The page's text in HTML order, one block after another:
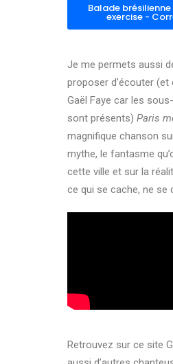
Balade
exercise -
Je me permets aussi
proposer d’écouter (et
Gaël Faye car les
sont présents) Paris
magnifique chanson
mythe, le fantasme
cette ville et sur la
ce qui se cache, ne se
Retrouvez sur ce site